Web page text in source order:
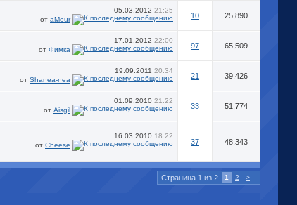
05.03.2012 21:25
от aMour 10 25,890
17.01.2012 22:00
от Фимка 97 65,509
19.09.2011 20:34
от Shanea-nea 21 39,426
01.09.2010 21:22
от Aisgil 33 51,774
16.03.2010 18:22
от Cheese 37 48,343
Страница 1 из 2 1 2 >